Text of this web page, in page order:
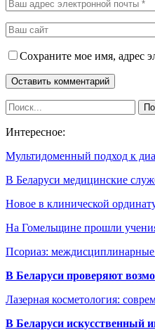
Сохраните мое имя, адрес
Интересное:
Мультидоменный подход к
В Беларуси медицинские
Новое в клинической
На Гомельщине прошли
Псориаз:
В Беларуси проверяют
Лазерная косметология:
В Беларуси искусственный